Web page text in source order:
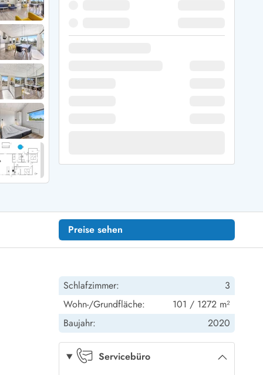
Fjord
Klit
Strand
Husby
Preise sehen
Schlafzimmer:
3
Wohn-/Grundfläche:
101 / 1272 m²
Baujahr:
2020
Servicebüro